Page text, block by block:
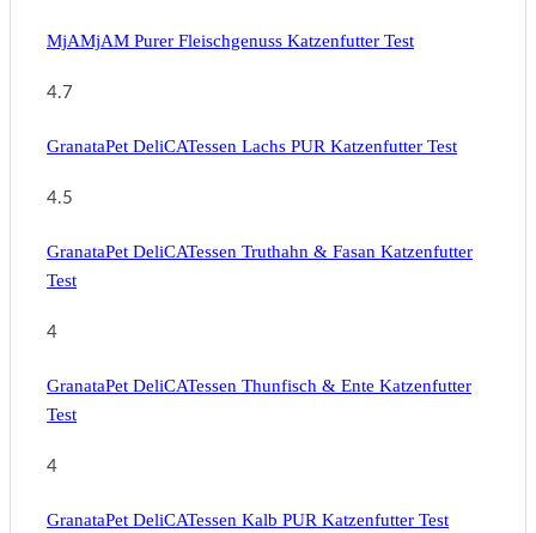
MjAMjAM Purer Fleischgenuss Katzenfutter Test
4.7
GranataPet DeliCATessen Lachs PUR Katzenfutter Test
4.5
GranataPet DeliCATessen Truthahn & Fasan Katzenfutter
Test
4
GranataPet DeliCATessen Thunfisch & Ente Katzenfutter
Test
4
GranataPet DeliCATessen Kalb PUR Katzenfutter Test